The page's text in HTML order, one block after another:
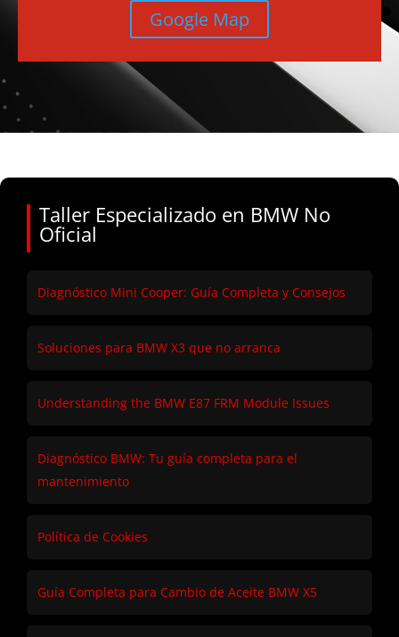
Google Map
Taller Especializado en BMW No
Oficial
Diagnóstico Mini Cooper: Guía Completa y Consejos
Soluciones para BMW X3 que no arranca
Understanding the BMW E87 FRM Module Issues
Diagnóstico BMW: Tu guía completa para el
mantenimiento
Política de Cookies
Guía Completa para Cambio de Aceite BMW X5